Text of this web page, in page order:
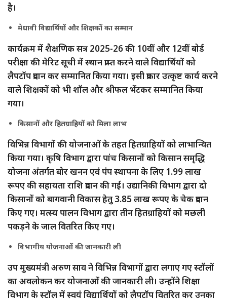
है।
मेधावी विद्यार्थियों और शिक्षकों का सम्मान
कार्यक्रम में शैक्षणिक सत्र 2025-26 की 10वीं और 12वीं बोर्ड
परीक्षा की मेरिट सूची में स्थान प्राप्त करने वाले विद्यार्थियों को
लैपटॉप प्रदान कर सम्मानित किया गया। इसी प्रकार उत्कृष्ट कार्य करने
वाले शिक्षकों को भी शॉल और श्रीफल भेंटकर सम्मानित किया
गया।
किसानों और हितग्राहियों को मिला लाभ
विभिन्न विभागों की योजनाओं के तहत हितग्राहियों को लाभान्वित
किया गया। कृषि विभाग द्वारा पांच किसानों को किसान समृद्धि
योजना अंतर्गत बोर खनन एवं पंप स्थापना के लिए 1.99 लाख
रूपए की सहायता राशि प्रदान की गई। उद्यानिकी विभाग द्वारा दो
किसानों को बागवानी विकास हेतु 3.85 लाख रूपए के चेक प्रदान
किए गए। मत्स्य पालन विभाग द्वारा तीन हितग्राहियों को मछली
पकड़ने के जाल वितरित किए गए।
विभागीय योजनाओं की जानकारी ली
उप मुख्यमंत्री अरुण साव ने विभिन्न विभागों द्वारा लगाए गए स्टॉलों
का अवलोकन कर योजनाओं की जानकारी ली। उन्होंने शिक्षा
विभाग के स्टॉल में स्वयं विद्यार्थियों को लैपटॉप वितरित कर उनका